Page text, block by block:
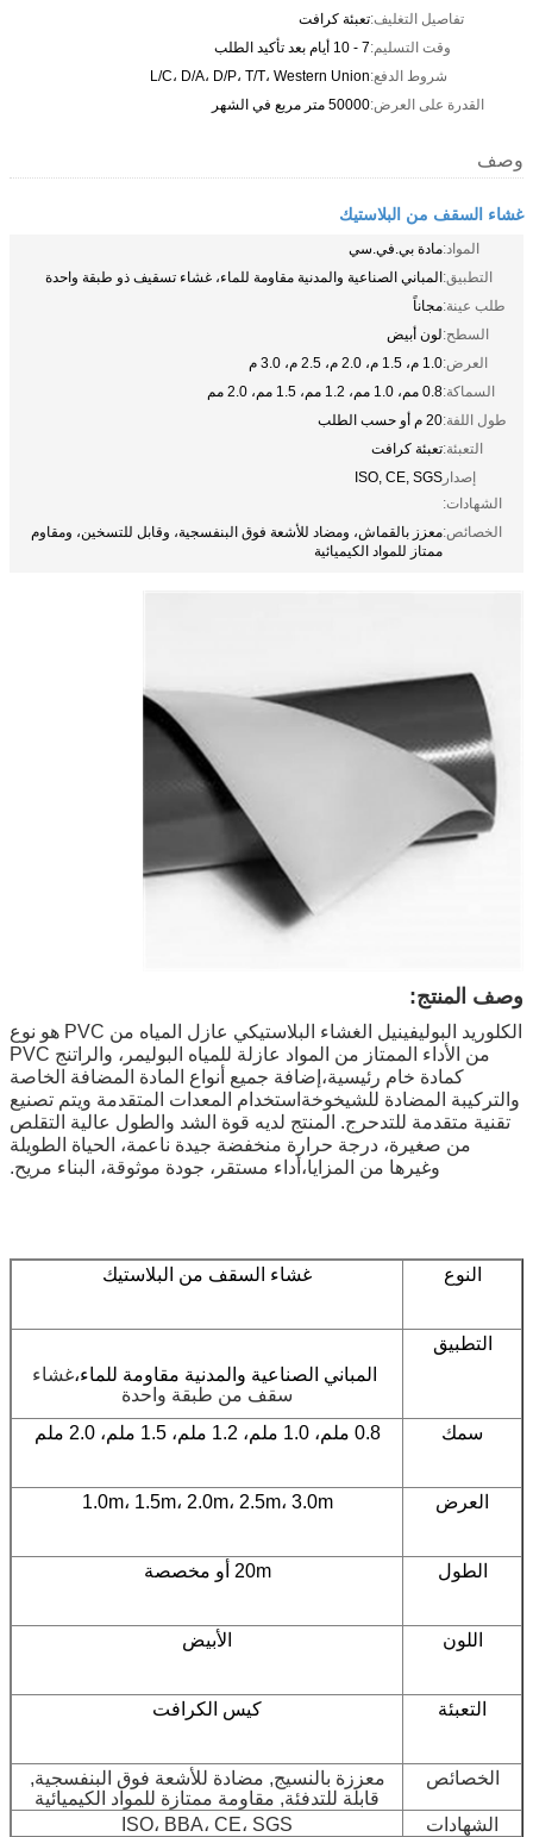
تفاصيل التغليف:تعبئة كرافت
وقت التسليم:7 - 10 أيام بعد تأكيد الطلب
شروط الدفع:L/C، D/A، D/P، T/T، Western Union
القدرة على العرض:50000 متر مربع في الشهر
وصف
غشاء السقف من البلاستيك
المواد:مادة بي.في.سي
التطبيق:المباني الصناعية والمدنية مقاومة للماء، غشاء تسقيف ذو طبقة واحدة
طلب عينة:مجاناً
السطح:لون أبيض
العرض:1.0 م، 1.5 م، 2.0 م، 2.5 م، 3.0 م
السماكة:0.8 مم، 1.0 مم، 1.2 مم، 1.5 مم، 2.0 مم
طول اللفة:20 م أو حسب الطلب
التعبئة:تعبئة كرافت
إصدار
الشهادات:
ISO, CE, SGS
الخصائص:معزز بالقماش، ومضاد للأشعة فوق البنفسجية، وقابل للتسخين، ومقاوم
ممتاز للمواد الكيميائية
وصف المنتج:
الكلوريد البوليفينيل الغشاء البلاستيكي عازل المياه من PVC هو نوع
من الأداء الممتاز من المواد عازلة للمياه البوليمر، والراتنج PVC
كمادة خام رئيسية،إضافة جميع أنواع المادة المضافة الخاصة
والتركيبة المضادة للشيخوخةاستخدام المعدات المتقدمة ويتم تصنيع
تقنية متقدمة للتدحرج. المنتج لديه قوة الشد والطول عالية التقلص
من صغيرة، درجة حرارة منخفضة جيدة ناعمة، الحياة الطويلة
وغيرها من المزايا، أداء مستقر، جودة موثوقة، البناء مريح.
النوع غشاء السقف من البلاستيك
التطبيق
المباني الصناعية والمدنية مقاومة للماء،غشاء
سقف من طبقة واحدة
سمك
0.8 ملم، 1.0 ملم، 1.2 ملم، 1.5 ملم، 2.0 ملم
العرض 1.0m، 1.5m، 2.0m، 2.5m، 3.0m
الطول 20m أو مخصصة
اللون الأبيض
التعبئة كيس الكرافت
الخصائص
معززة بالنسيج, مضادة للأشعة فوق البنفسجية,
قابلة للتدفئة, مقاومة ممتازة للمواد الكيميائية
الشهادات
ISO، BBA، CE، SGS